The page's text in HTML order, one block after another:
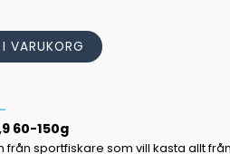
VARUKORG
60-150g
från sportfiskare som vill kasta allt